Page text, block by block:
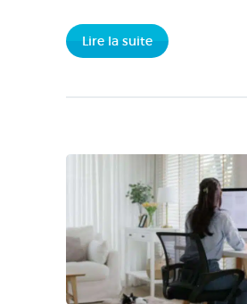
Lire la suite